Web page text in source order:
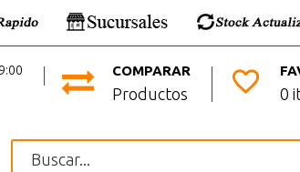
0
COMPARAR
Productos